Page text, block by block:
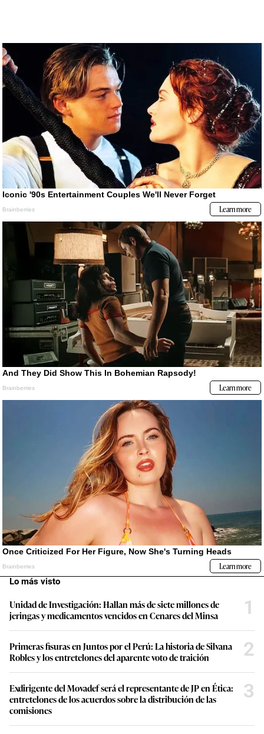
Lo más visto
Unidad de Investigación: Hallan más de siete millones de
jeringas y medicamentos vencidos en Cenares del Minsa
1
Primeras fisuras en Juntos por el Perú: La historia de Silvana
Robles y los entretelones del aparente voto de traición
2
Exdirigente del Movadef será el representante de JP en Ética:
entretelones de los acuerdos sobre la distribución de las
comisiones
3